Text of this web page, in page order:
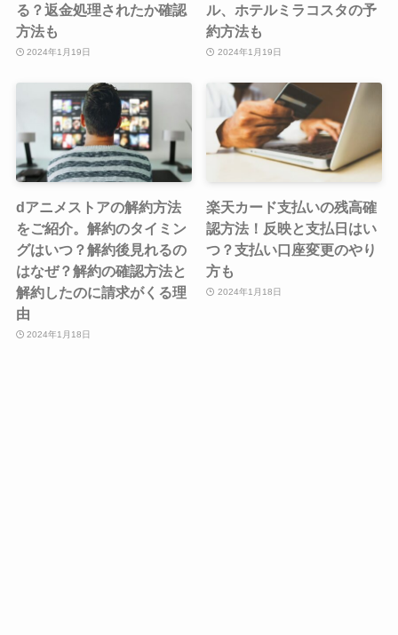
る？返金処理されたか確認
方法も
2024年1月19日
ル、ホテルミラコスタの予
約方法も
2024年1月19日
dアニメストアの解約方法
をご紹介。解約のタイミン
グはいつ？解約後見れるの
はなぜ？解約の確認方法と
解約したのに請求がくる理
由
2024年1月18日
楽天カード支払いの残高確
認方法！反映と支払日はい
つ？支払い口座変更のやり
方も
2024年1月18日